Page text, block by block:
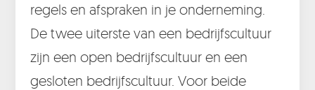
regels en afspraken in je onderneming.
De twee uiterste van een bedrijfscultuur
zijn een open bedrijfscultuur en een
gesloten bedrijfscultuur. Voor beide